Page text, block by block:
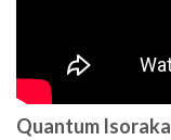
Quantum Isoraka